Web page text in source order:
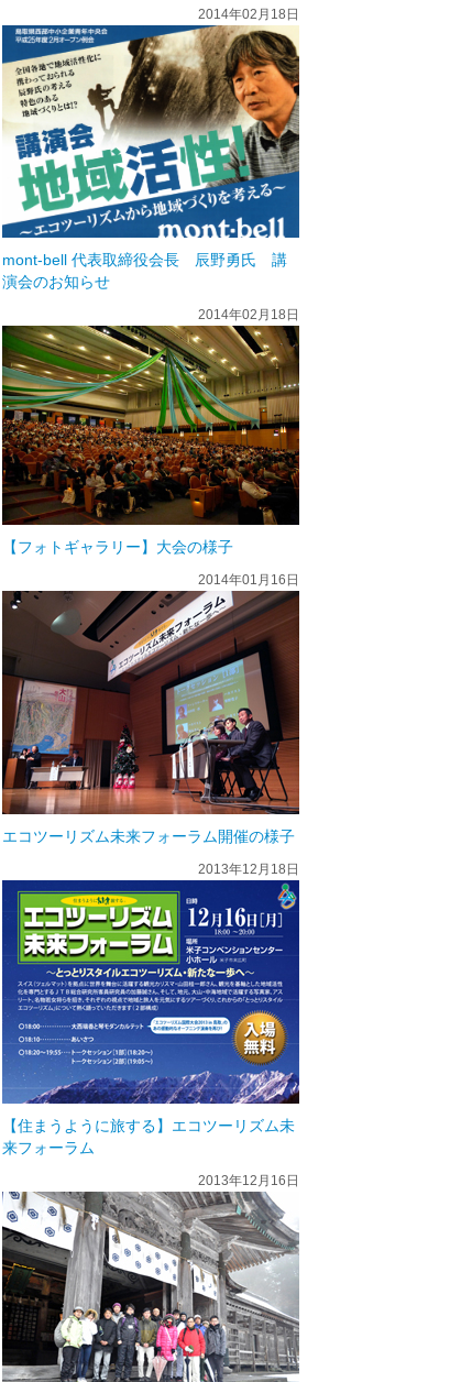
2014年02月18日
mont-bell 代表取締役会長 辰野勇氏 講
演会のお知らせ
2014年02月18日
【フォトギャラリー】大会の様子
2014年01月16日
エコツーリズム未来フォーラム開催の様子
2013年12月18日
【住まうように旅する】エコツーリズム未
来フォーラム
2013年12月16日